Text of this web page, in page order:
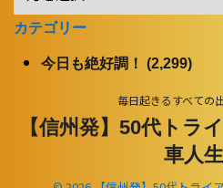
カテゴリー
今日も絶好調！ (2,299)
毎日起きるすべての
【信州発】50代トラ
車人